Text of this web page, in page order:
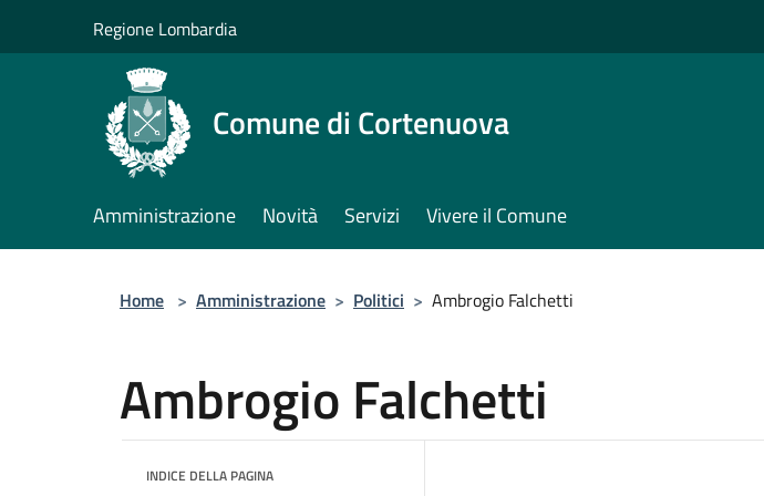
Regione Lombardia
Comune di Cortenuova
Amministrazione Novità Servizi Vivere il Comune
Home > Amministrazione > Politici > Ambrogio Falchetti
Ambrogio Falchetti
INDICE DELLA PAGINA